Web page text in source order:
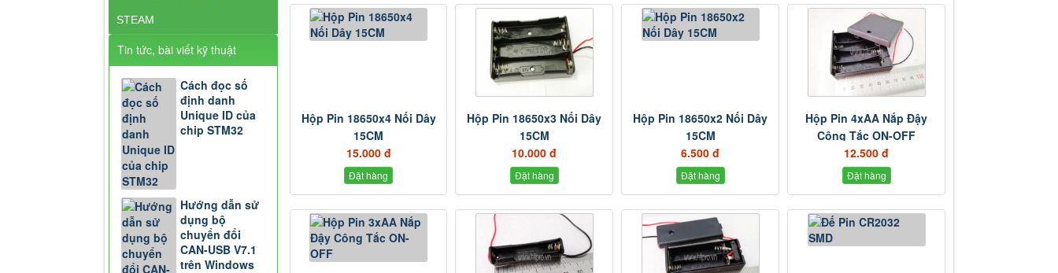
Hộp Pin 18650x4 Nối Dây
15CM
15.000 đ
Đặt hàng
Hộp Pin 18650x3 Nối Dây
15CM
10.000 đ
Đặt hàng
Hộp Pin 18650x2 Nối Dây
15CM
6.500 đ
Đặt hàng
Hộp Pin 4xAA Nắp Đậy
Công Tắc ON-OFF
12.500 đ
Đặt hàng
STEAM
Tin tức, bài viết kỹ thuật
Cách đọc số
định danh
Unique ID của
chip STM32
Hướng dẫn sử
dụng bộ
chuyển đổi
CAN-USB V7.1
trên Windows